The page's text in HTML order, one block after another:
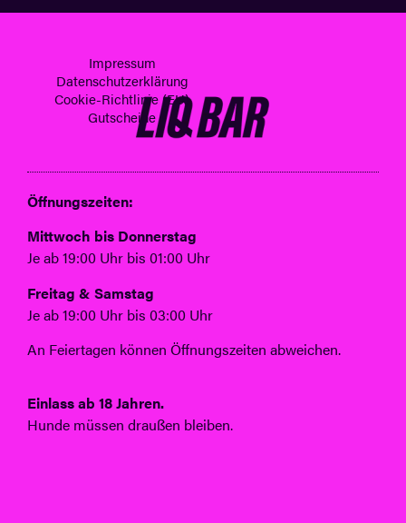
Impressum
Datenschutzerklärung
Cookie-Richtlinie (EU)
Gutscheine
Öffnungszeiten:
Mittwoch bis Donnerstag
Je ab 19:00 Uhr bis 01:00 Uhr
Freitag & Samstag
Je ab 19:00 Uhr bis 03:00 Uhr
An Feiertagen können Öffnungszeiten abweichen.
Einlass ab 18 Jahren.
Hunde müssen draußen bleiben.